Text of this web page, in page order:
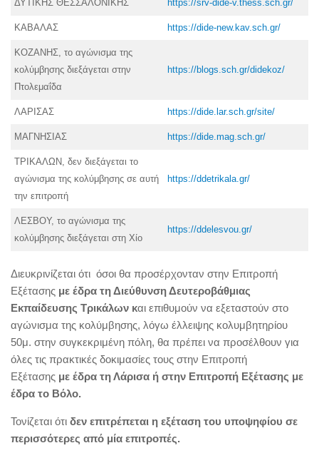
ΔΥΤΙΚΗΣ ΘΕΣΣΑΛΟΝΙΚΗΣ https://srv-dide-v.thess.sch.gr/
ΚΑΒΑΛΑΣ https://dide-new.kav.sch.gr/
ΚΟΖΑΝΗΣ, το αγώνισμα της
κολύμβησης διεξάγεται στην
Πτολεμαΐδα
https://blogs.sch.gr/didekoz/
ΛΑΡΙΣΑΣ https://dide.lar.sch.gr/site/
ΜΑΓΝΗΣΙΑΣ https://dide.mag.sch.gr/
ΤΡΙΚΑΛΩΝ, δεν διεξάγεται το
αγώνισμα της κολύμβησης σε αυτή
την επιτροπή
https://ddetrikala.gr/
ΛΕΣΒΟΥ, το αγώνισμα της
κολύμβησης διεξάγεται στη Χίο
https://ddelesvou.gr/
Διευκρινίζεται ότι όσοι θα προσέρχονταν στην Επιτροπή
Εξέτασης με έδρα τη Διεύθυνση Δευτεροβάθμιας
Εκπαίδευσης Τρικάλων και επιθυμούν να εξεταστούν στο
αγώνισμα της κολύμβησης, λόγω έλλειψης κολυμβητηρίου
50μ. στην συγκεκριμένη πόλη, θα πρέπει να προσέλθουν για
όλες τις πρακτικές δοκιμασίες τους στην Επιτροπή
Εξέτασης με έδρα τη Λάρισα ή στην Επιτροπή Εξέτασης με
έδρα το Βόλο.
Τονίζεται ότι δεν επιτρέπεται η εξέταση του υποψηφίου σε
περισσότερες από μία επιτροπές.